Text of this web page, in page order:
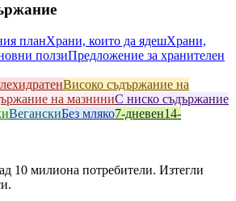
планХрани, които да ядешХрани,
ползиПредложение за хранителен
Високо съдържание на
на мазниниС ниско съдържание
ВеганскиБез мляко7-дневен14-
10 милиона потребители. Изтегли